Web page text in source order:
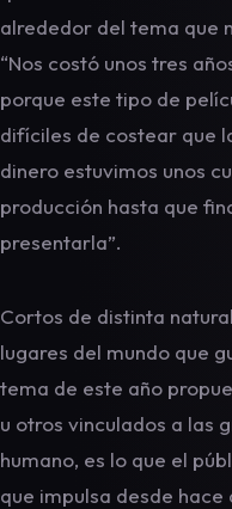
alrededor del tema que
“Nos costó unos tres
porque este tipo de
difíciles de costear que
dinero estuvimos unos
producción hasta que
presentarla”.
Cortos de distinta
lugares del mundo que
tema de este año
u otros vinculados a las
humano, es lo que el
que impulsa desde